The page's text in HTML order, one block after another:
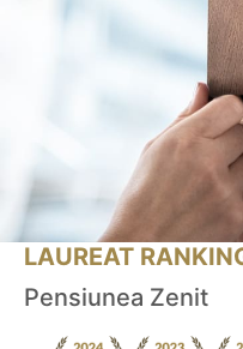
LAUREAT
Pensiunea Zenit